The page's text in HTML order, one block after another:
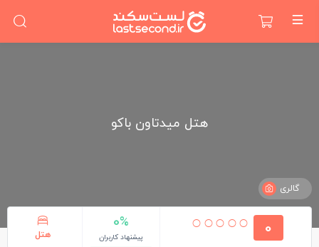
هتل میدتاون باکو
گالری
0
0%
پیشنهاد کاربران هتل